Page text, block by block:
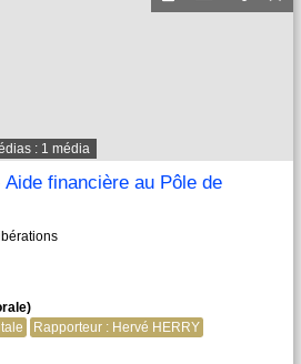
: 1 média
Aide financière au Pôle de
Rapporteur : Hervé HERRY